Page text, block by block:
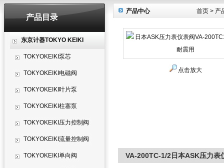
产品目录
东京计器TOKYO KEIKI
TOKYOKEIKI泵芯
TOKYOKEIKI电磁阀
TOKYOKEIKI叶片泵
TOKYOKEIKI柱塞泵
TOKYOKEIKI压力控制阀
TOKYOKEIKI流量控制阀
TOKYOKEIKI单向阀
首页 > 产
产品中心
点击放大
VA-200TC-1/2日本ASK压力表